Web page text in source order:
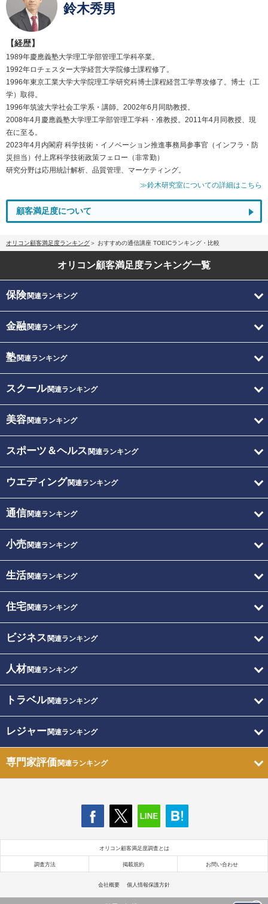
鈴木秀男
【経歴】
1989年慶應義塾大学理工学部管理工学科卒業。
1992年ロチェスター大学経営大学院修士課程修了。
1996年東京工業大学大学院理工学研究科博士課程経営工学専攻修了。博士（工
学）取得。
1996年筑波大学社会工学系・講師。2002年6月同助教授。
2008年4月慶應義塾大学理工学部管理工学科・准教授。2011年4月同教授、現
在に至る。
2023年4月内閣府 科学技術・イノベーション推進事務局参事官（インフラ・防
災担当）付上席科学技術政策フェロー（非常勤）
研究分野は応用統計解析、品質管理、マーケティング。
≫鈴木研究室についての詳細はこちら
顧客満足度について
オリコン顧客満足度ランキング おすすめの通信講座 TOEICランキング・比較
オリコン顧客満足度ランキング一覧
保険関連ランキング
金融関連ランキング
塾関連ランキング
スクール関連ランキング
美容関連ランキング
スポーツ＆ヘルス 関連ランキング
ウエディング関連ランキング
通信関連ランキング
小売関連ランキング
生活関連ランキング
住宅関連ランキング
ビジネス 関連ランキング
人材関連ランキング
トラベル関連ランキング
レジャー関連ランキング
専門家評価関連ランキング
オリコン顧客満足度調査とは
調査方法 掲載規約 お問い合わせ
会社概要 個人情報保護方針